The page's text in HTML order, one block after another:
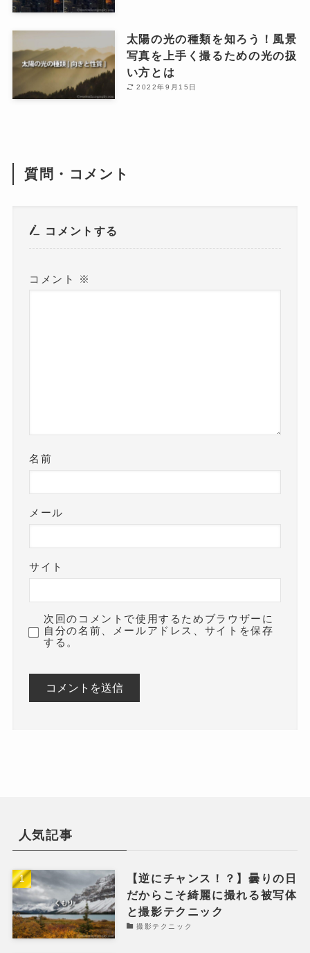
太陽の光の種類を知ろう！風景
写真を上手く撮るための光の扱
い方とは
2022年9月15日
質問・コメント
コメントする
コメント ※
名前
メール
サイト
次回のコメントで使用するためブラウザーに
自分の名前、メールアドレス、サイトを保存
する。
人気記事
【逆にチャンス！？】曇りの日
だからこそ綺麗に撮れる被写体
と撮影テクニック
撮影テクニック